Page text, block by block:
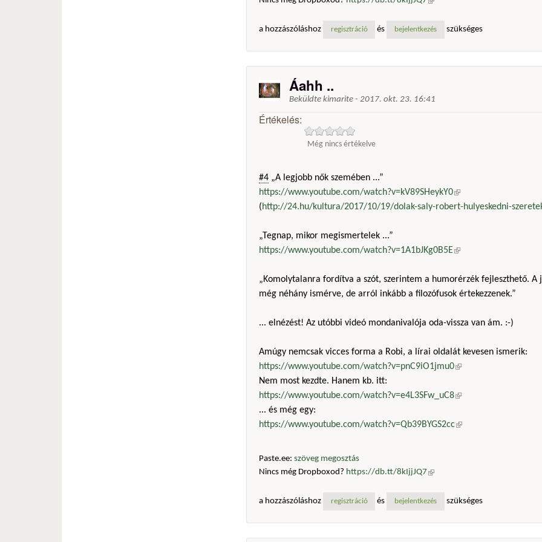
a hozzászóláshoz regisztráció és bejelentkezés szükséges
Áahh ..
Beküldte kimarite - 2017. okt. 23. 16:41
Értékelés:
Még nincs értékelve
#4 „A legjobb nők szemében ...”
https://www.youtube.com/watch?v=kV89SHeykY0(külső hivatkozás)
(http://24.hu/kultura/2017/10/19/dolak-saly-robert-hulyeskedni-
„Tegnap, mikor megismertelek ...”
https://www.youtube.com/watch?v=1A1bJKg0B5E(külső hivatkozás)
„Komolytalanra fordítva a szót, szerintem a humorérzék fejleszthető. A
még néhány ismérve, de arról inkább a filozófusok értekezzenek.”
... elnézést! Az utóbbi videó mondanivalója oda-vissza van ám. :-)
Amúgy nemcsak vicces forma a Robi, a lírai oldalát kevesen ismerik:
https://www.youtube.com/watch?v=pnC9iO1jmu0(külső hivatkozás)
Nem most kezdte. Hanem kb. itt:
https://www.youtube.com/watch?v=e4L3SFw_uC8(külső hivatkozás)
... és még egy:
https://www.youtube.com/watch?v=Qb39BYGS2cc(külső hivatkozás)
Paste.ee: szöveg megosztás
Nincs még Dropboxod? https://db.tt/8kIjjJQ7 (külső hivatkozás)
a hozzászóláshoz regisztráció és bejelentkezés szükséges